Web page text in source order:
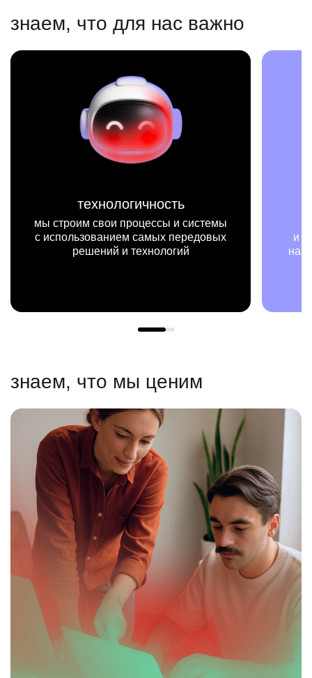
знаем, что для нас важно
технологичность
свои процессы и системы
самых передовых
решений и технологий
и примерах
нашей
знаем, что мы ценим